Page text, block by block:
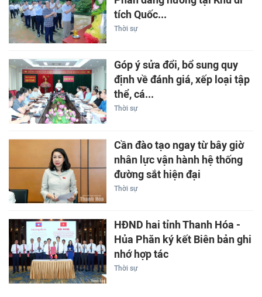
tích Quốc...
Thời sự
Góp ý sửa đổi, bổ sung quy
định về đánh giá, xếp loại tập
thể, cá...
Thời sự
Cần đào tạo ngay từ bây giờ
nhân lực vận hành hệ thống
đường sắt hiện đại
Thời sự
HĐND hai tỉnh Thanh Hóa -
Hủa Phăn ký kết Biên bản ghi
nhớ hợp tác
Thời sự